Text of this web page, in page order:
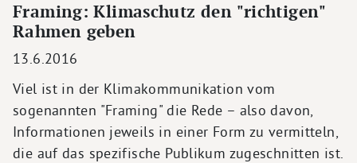
Framing: Klimaschutz den "richtigen"
Rahmen geben
13.6.2016
Viel ist in der Klimakommunikation vom
sogenannten "Framing" die Rede – also davon,
Informationen jeweils in einer Form zu vermitteln,
die auf das spezifische Publikum zugeschnitten ist.